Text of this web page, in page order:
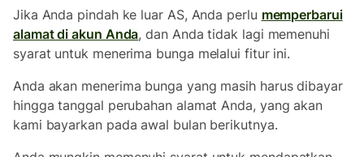
Jika Anda pindah ke luar AS, Anda perlu memperbarui
alamat di akun Anda, dan Anda tidak lagi memenuhi
syarat untuk menerima bunga melalui fitur ini.
Anda akan menerima bunga yang masih harus dibayar
hingga tanggal perubahan alamat Anda, yang akan
kami bayarkan pada awal bulan berikutnya.